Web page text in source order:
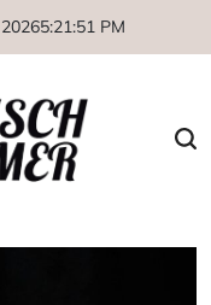
5:21:51 PM